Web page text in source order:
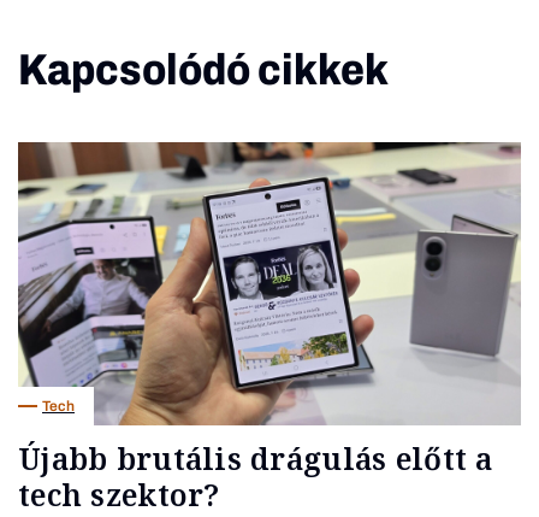
Kapcsolódó cikkek
Tech
Újabb brutális drágulás előtt a
tech szektor?